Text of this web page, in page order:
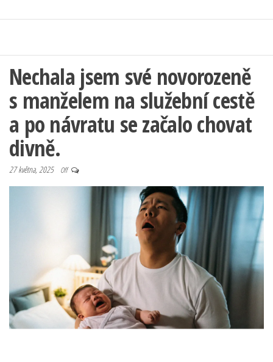
Nechala jsem své novorozeně
s manželem na služební cestě
a po návratu se začalo chovat
divně.
27 května, 2025 Off